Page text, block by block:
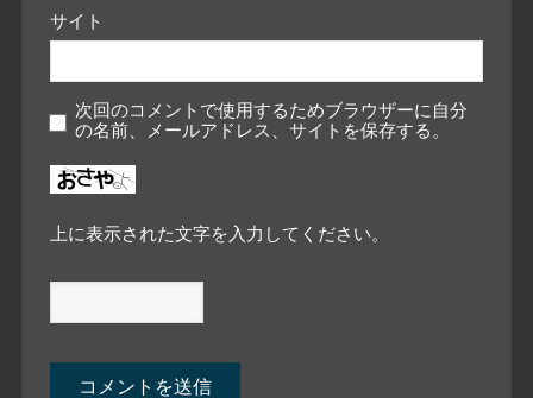
サイト
次回のコメントで使用するためブラウザーに自分
の名前、メールアドレス、サイトを保存する。
上に表示された文字を入力してください。